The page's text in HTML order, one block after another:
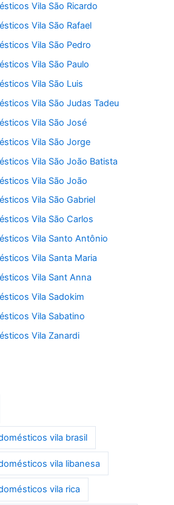
Vila São Ricardo
Vila São Rafael
Vila São Pedro
Vila São Paulo
Vila São Luis
Vila São Judas Tadeu
Vila São José
Vila São Jorge
Vila São João Batista
Vila São João
Vila São Gabriel
Vila São Carlos
Vila Santo Antônio
Vila Santa Maria
Vila Sant Anna
Vila Sadokim
Vila Sabatino
Vila Zanardi
vila brasil
vila libanesa
vila rica